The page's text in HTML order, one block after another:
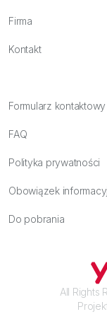
Firma
Kontakt
Formularz kontaktowy
FAQ
Polityka prywatności
Obowiązek
Do pobrania
All Rights